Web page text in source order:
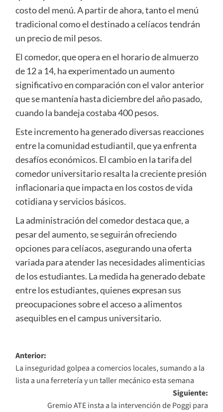
costo del menú. A partir de ahora, tanto el menú
tradicional como el destinado a celíacos tendrán
un precio de mil pesos.
El comedor, que opera en el horario de almuerzo
de 12 a 14, ha experimentado un aumento
significativo en comparación con el valor anterior
que se mantenía hasta diciembre del año pasado,
cuando la bandeja costaba 400 pesos.
Este incremento ha generado diversas reacciones
entre la comunidad estudiantil, que ya enfrenta
desafíos económicos. El cambio en la tarifa del
comedor universitario resalta la creciente presión
inflacionaria que impacta en los costos de vida
cotidiana y servicios básicos.
La administración del comedor destaca que, a
pesar del aumento, se seguirán ofreciendo
opciones para celíacos, asegurando una oferta
variada para atender las necesidades alimenticias
de los estudiantes. La medida ha generado debate
entre los estudiantes, quienes expresan sus
preocupaciones sobre el acceso a alimentos
asequibles en el campus universitario.
Navegación
de
entradas
Anterior:
La inseguridad golpea a comercios locales, sumando a la
lista a una ferretería y un taller mecánico esta semana
Siguiente:
Gremio ATE insta a la intervención de Poggi para